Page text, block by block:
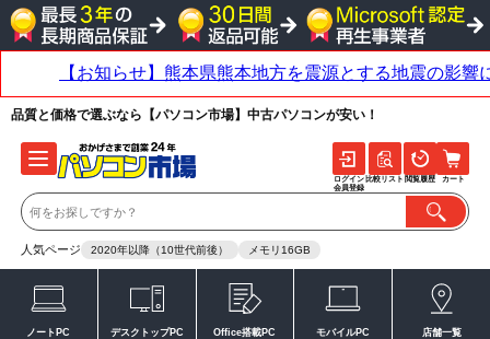
品質と価格で選ぶなら【パソコン市場】中古パソコンが安い！
人気ページ 2020年以降（10世代前後） メモリ16GB
ログイン
会員登録
比較リスト 閲覧履歴 カート
ノートPC デスクトップPC Office搭載PC モバイルPC 店舗一覧